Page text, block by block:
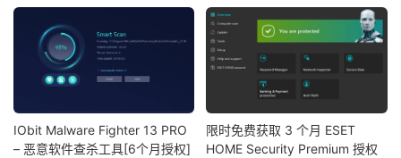
IObit Malware Fighter 13 PRO
– 恶意软件查杀工具[6个月授权]
限时免费获取 3 个月 ESET
HOME Security Premium 授权